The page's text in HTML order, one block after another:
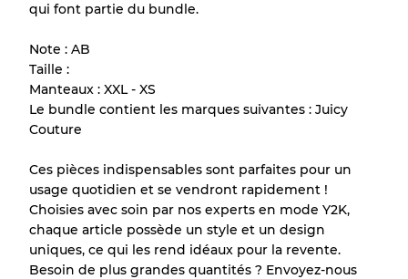
Tous les produits incluent un niveau de
de chaque article avant l'achat.
Il y a une marge d'erreur allant jusqu'à
10%
en raison de la vente en gros
Notre système à 3 niveaux
Qualité A Presque neuf, usure légère
qui font partie du bundle.
Note : AB
Taille :
Manteaux : XXL - XS
Le bundle contient les marques suivantes : Juicy
Couture
Ces pièces indispensables sont parfaites pour un
usage quotidien et se vendront rapidement !
Choisies avec soin par nos experts en mode Y2K,
chaque article possède un style et un design
uniques, ce qui les rend idéaux pour la revente.
Besoin de plus grandes quantités ? Envoyez-nous